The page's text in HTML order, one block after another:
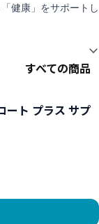
健康」をサポートし
すべての商品
ート プラス サプ